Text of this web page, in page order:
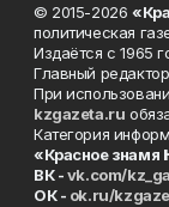
© 2015-2026
политическая
Издаётся с 1965
Главный
При
kzgazeta.ru
Категория
«Красное знамя
ВК -vk.com/
ОК - ok.ru/